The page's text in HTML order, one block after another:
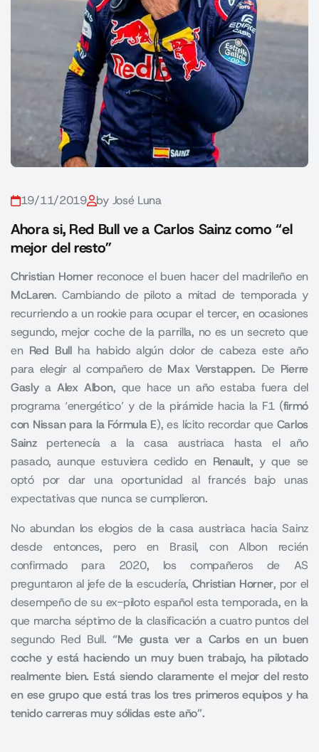
19/11/2019 by José Luna
Ahora si, Red Bull ve a Carlos Sainz como “el
mejor del resto”
Christian Hornerreconoce el buen hacer del madrileño en
McLaren. Cambiando de piloto a mitad de temporada y
recurriendo a un rookie para ocupar el tercer, en ocasiones
segundo, mejor coche de la parrilla, no es un secreto que
en Red Bullha habido algún dolor de cabeza este año
para elegir al compañero de Max Verstappen. De Pierre
Gaslya Alex Albon, que hace un año estaba fuera del
programa ‘energético’ y de la pirámide hacia la F1 (firmó
con Nissan para la Fórmula E), es lícito recordar que Carlos
Sainzpertenecía a la casa austriaca hasta el año
pasado, aunque estuviera cedido en Renault, y que se
optó por dar una oportunidad al francés bajo unas
expectativas que nunca se cumplieron.
No abundan los elogios de la casa austriaca hacia Sainz
desde entonces, pero en Brasil, con Albon recién
confirmado para 2020, los compañeros de AS
preguntaron al jefe de la escudería, Christian Horner, por el
desempeño de su ex-piloto español esta temporada, en la
que marcha séptimo de la clasificación a cuatro puntos del
segundo Red Bull. “Me gusta ver a Carlos en un buen
coche y está haciendo un muy buen trabajo, ha pilotado
realmente bien. Está siendo claramente el mejor del resto
en ese grupo que está tras los tres primeros equipos y ha
tenido carreras muy sólidas este año”.